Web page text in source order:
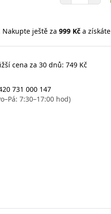
Nakupte ještě za 999 Kča získáte
cena za 30 dnů: 749 Kč
731 000 147
7:30–17:00 hod)